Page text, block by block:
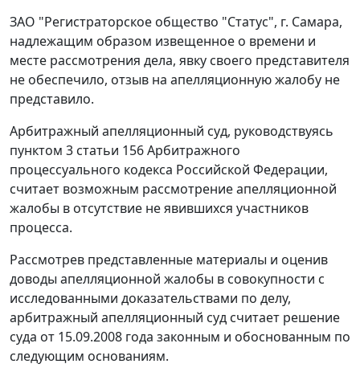
ЗАО "Регистраторское общество "Статус", г. Самара,
надлежащим образом извещенное о времени и
месте рассмотрения дела, явку своего представителя
не обеспечило, отзыв на апелляционную жалобу не
представило.
Арбитражный апелляционный суд, руководствуясь
пунктом 3 статьи 156Арбитражного
процессуального кодекса Российской Федерации,
считает возможным рассмотрение апелляционной
жалобы в отсутствие не явившихся участников
процесса.
Рассмотрев представленные материалы и оценив
доводы апелляционной жалобы в совокупности с
исследованными доказательствами по делу,
арбитражный апелляционный суд считает решение
суда от 15.09.2008 года законным и обоснованным по
следующим основаниям.